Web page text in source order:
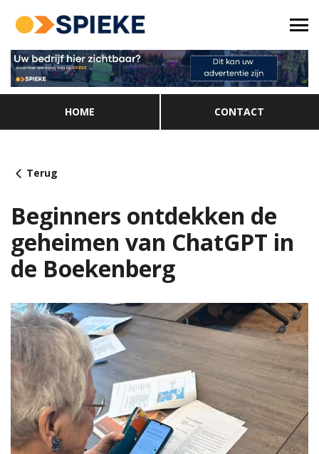
HOME CONTACT
Terug
Beginners ontdekken de
geheimen van ChatGPT in
de Boekenberg